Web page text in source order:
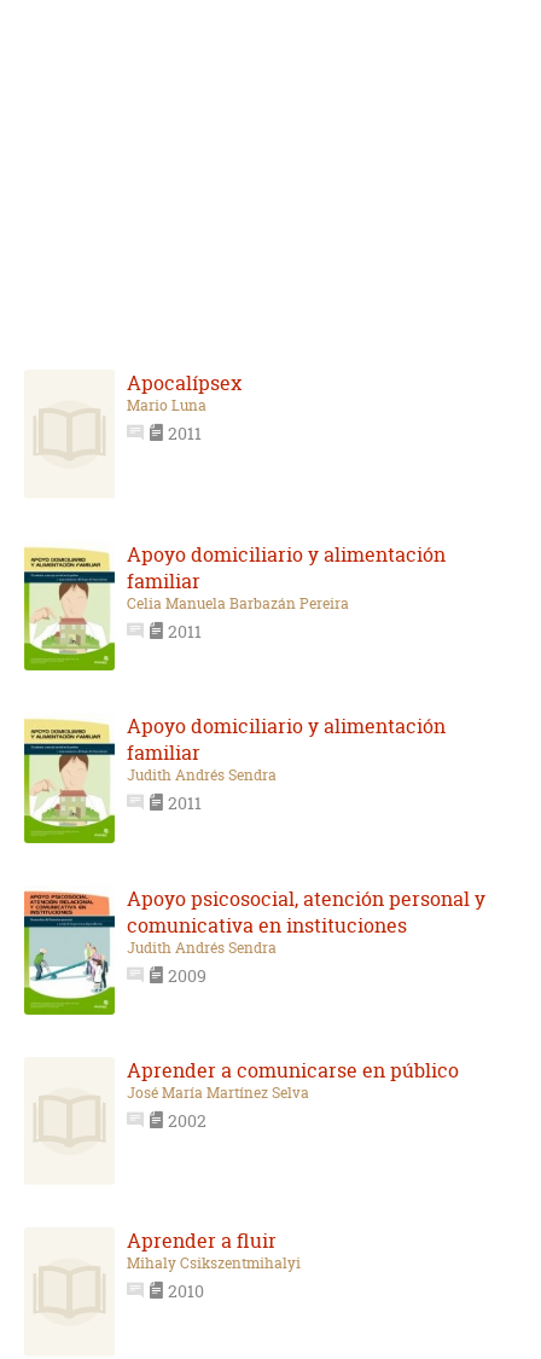
Apocalípsex
Mario Luna
2011
Apoyo domiciliario y alimentación
familiar
Celia Manuela Barbazán Pereira
2011
Apoyo domiciliario y alimentación
familiar
Judith Andrés Sendra
2011
Apoyo psicosocial, atención personal y
comunicativa en instituciones
Judith Andrés Sendra
2009
Aprender a comunicarse en público
José María Martínez Selva
2002
Aprender a fluir
Mihaly Csikszentmihalyi
2010